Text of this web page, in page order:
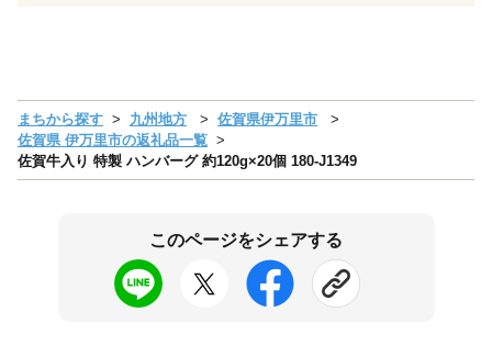
まちから探す 九州地方
佐賀県伊万里市
佐賀県 伊万里市の返礼品一覧
佐賀牛入り 特製 ハンバーグ 約120g×20個 180-J1349
このページをシェアする